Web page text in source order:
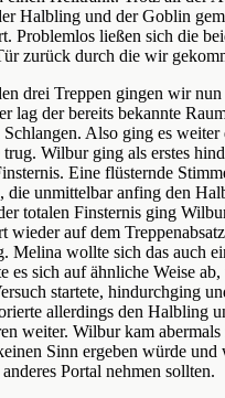
Halbling und der Goblin
Problemlos ließen sich die
zurück durch die wir
drei Treppen gingen wir
lag der bereits bekannte
Also ging es weiter
Wilbur ging als erstes
Eine flüsternde
die unmittelbar anfing den
totalen Finsternis ging
wieder auf dem
Melina wollte sich das auch
es sich auf ähnliche Weise
startete, hindurchging
allerdings den Halbling
weiter. Wilbur kam
Sinn ergeben würde und
Portal nehmen sollten.